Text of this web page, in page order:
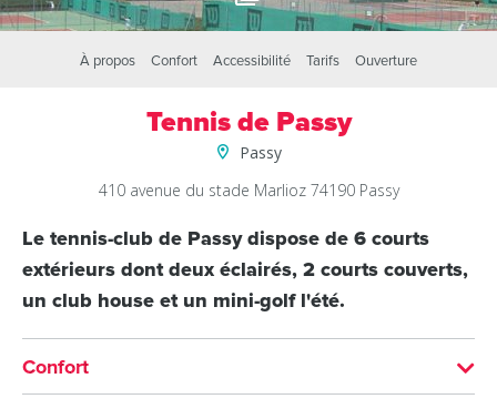
À propos Confort Accessibilité Tarifs Ouverture
Tennis de Passy
Passy
410 avenue du stade Marlioz 74190 Passy
Le tennis-club de Passy dispose de 6 courts
extérieurs dont deux éclairés, 2 courts couverts,
un club house et un mini-golf l'été.
Confort